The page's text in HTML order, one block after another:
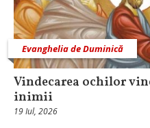
Evanghelia de Duminică
Vindecarea ochilor
inimii
19 Iul, 2026